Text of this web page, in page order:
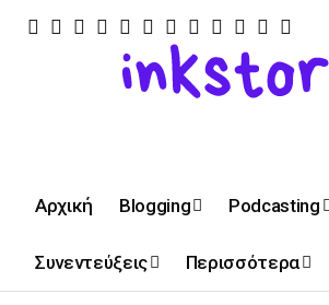
Αρχική Blogging Podcasting
Συνεντεύξεις Περισσότερα